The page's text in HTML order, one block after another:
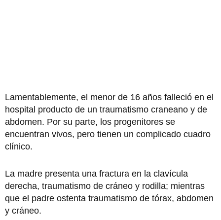
Lamentablemente, el menor de 16 años falleció en el
hospital producto de un traumatismo craneano y de
abdomen. Por su parte, los progenitores se
encuentran vivos, pero tienen un complicado cuadro
clínico.
La madre presenta una fractura en la clavícula
derecha, traumatismo de cráneo y rodilla; mientras
que el padre ostenta traumatismo de tórax, abdomen
y cráneo.